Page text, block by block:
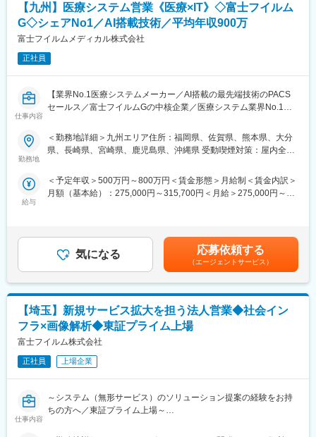
■入社後の教育体制：
・医療業界に関する知識、医療機器業界に関する知識、商品知識
等は入社後の研修やOJT、勉強会等の用意があります。
・製品に実際に触れて学ぶことのできる小田原研修センターも保
有しております。
す。
将来的なキャリアパスも幅広く検討。営業職から専門職・企画
職・管理職など様々なキャリアパスがあります。
★入社後、担当エリアを決定。エリア内の医療施設への営業活動
をお任せします。
◎業務スタイル：
・顧客からの様々な問い合わせ、製品相談からデモ調整
・見積作成
・導入スケジュール調整 など
★商材ごとの専任セールスやフィールドサービスエンジニア、導
せる「コーディネーター」としても活躍します。「製品を広く理
解し、社内の専門人材を適切に巻き込み提案を前に進める役割」
★ネットワーク関連製品などの高額商材は、受注までに半年～1年
かかるケースも多く、短期的な売り切りではなく、中長期での関
・X線画像診断装置
・医用画像情報ネットワークシステム
・医療用/動物用医療関連製品 など
※富士フイルムメディカルが扱う製品群を中心に提案
■入社後の教育体制：
・医療業界に関する知識、医療機器業界に関する知識、商品知識
等は入社後の研修やOJT、勉強会等の用意があります。
・製品に実際に触れて学ぶことのできる小田原研修センターも保
有しております。
※異業界入社の社員が活躍しております！各医療機器やシステムの
専任セールスもいるため、専門的な知識はフォローできる環境で
【九州】医療システム営業《医療×IT》◇富士フイルム
G◇シェアNo1／AI搭載技術／平均年収900万
富士フイルムメディカル株式会社
正社員
仕事内容
【業界No.1医療システムメーカー／AI搭載の最先端技術のPACS
セールス／富士フイルムGの中核企業／医療システム業界No.1／
■業務内容：
主な担当製品：SYNAPSE
https://www.fujifilm.com/jp/ja/healthcare/healthcare-it/it-
・特に放射線科向けシステム「SYNAPSE」を中心とした診療情
報ソリューションに強み
上記の実績を武器に手術・重症部門や循環器部門、生理検査部門
など各部門で利用されているシステムの一元化へ向けて積極的に
ソリューションを展開していきます。
■業務詳細：
病院・クリニックにおける課題解決のため、弊社製品を提案する
セールス職です。
・大病院やクリニック含めた医療施設へのヒアリング、マーケテ
提案
・プロジェクトリーダーとしての進捗管理
勤務地
＜勤務地詳細＞九州エリア住所：福岡県、佐賀県、熊本県、大分
県、長崎県、宮崎県、鹿児島県、沖縄県 受動喫煙対策：屋内全面
給与
＜予定年収＞500万円～800万円＜賃金形態＞月給制＜賃金内訳＞
月額（基本給）：275,000円～315,700円＜月給＞275,000円～
あくまでも目安の金額であり、選考を通じて上下する可能性があ
ります。月給(月額)は固定手当を含めた表記です。
気になる 応募依頼する
（エージェントサービス）
【埼玉】新規サービス拡大を担う法人営業◆社会イン
フラ×画像解析◆東証プライム上場
富士フイルム株式会社
正社員 上場企業
仕事内容
～システム（無形サービス）のソリューション提案の経験をお持
ちの方へ／東証プライム上場～